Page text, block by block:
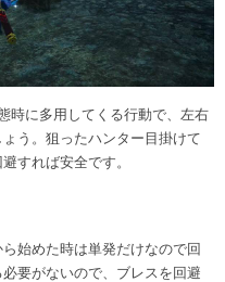
時に多用してくる行動で、左右
う。狙ったハンター目掛けて
すれば安全です。
始めた時は単発だけなので回
要がないので、ブレスを回避